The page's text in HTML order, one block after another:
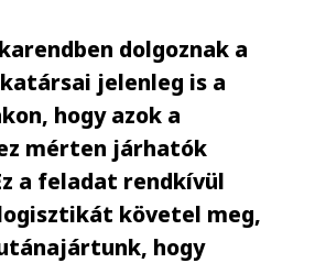
dolgoznak a
jelenleg is a
hogy azok a
mérten járhatók
a feladat rendkívül
követel meg,
hogy